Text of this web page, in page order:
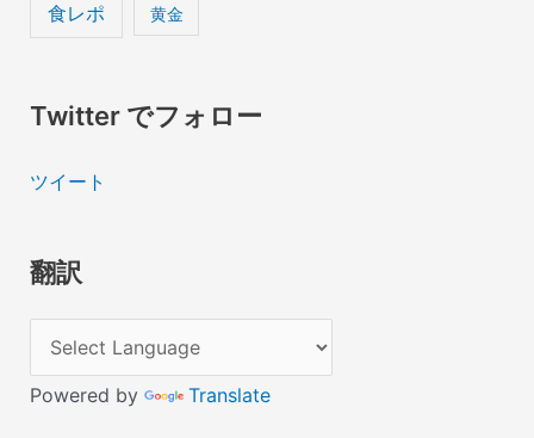
食レポ 黄金
Twitter でフォロー
ツイート
翻訳
Powered by Translate